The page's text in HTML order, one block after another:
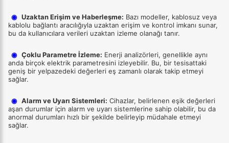
◉ Uzaktan Erişim ve Haberleşme: Bazı modeller, kablosuz veya
kablolu bağlantı aracılığıyla uzaktan erişim ve kontrol imkanı sunar,
bu da kullanıcılara verileri uzaktan izleme olanağı tanır.
◉ Çoklu Parametre İzleme: Enerji analizörleri, genellikle aynı
anda birçok elektrik parametresini izleyebilir. Bu, bir tesisattaki
geniş bir yelpazedeki değerleri eş zamanlı olarak takip etmeyi
sağlar.
◉ Alarm ve Uyarı Sistemleri: Cihazlar, belirlenen eşik değerleri
aşan durumlar için alarm ve uyarı sistemlerine sahip olabilir, bu da
anormal durumları hızlı bir şekilde belirleyip müdahale etmeyi
sağlar.